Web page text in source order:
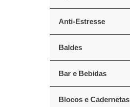
Anti-Estresse
Baldes
Bar e Bebidas
Blocos e Cadernetas